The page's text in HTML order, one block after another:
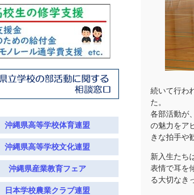
続いて行わ
た。
各部活動が
の魅力をア
きな拍手や
新入生たち
表情で耳を
る大切なき
沖縄県高等学校体育連盟
沖縄県高等学校文化連盟
沖縄県産業教育フェア
日本学校農業クラブ連盟